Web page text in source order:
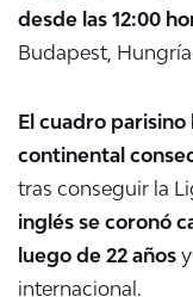
desde las 12:00
Budapest,
El cuadro
continental
tras conseguir la
inglés se coronó
luego de 22 años
internacional.